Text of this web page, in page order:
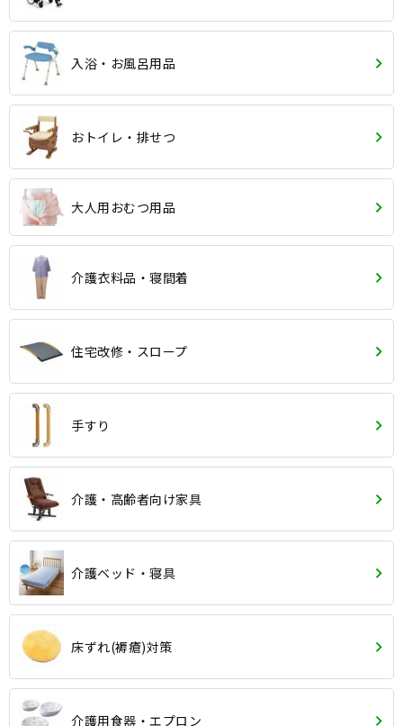
入浴・お風呂用品
おトイレ・排せつ
大人用おむつ用品
介護衣料品・寝間着
住宅改修・スロープ
手すり
介護・高齢者向け家具
介護ベッド・寝具
床ずれ(褥瘡)対策
介護用食器・エプロン